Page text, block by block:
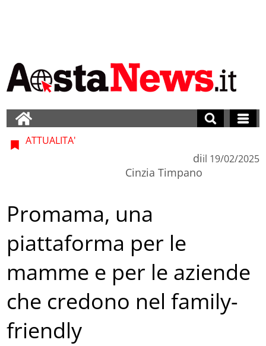
ATTUALITA'
di
Cinzia Timpano
il 19/02/2025
Promama, una
piattaforma per le
mamme e per le aziende
che credono nel family-
friendly